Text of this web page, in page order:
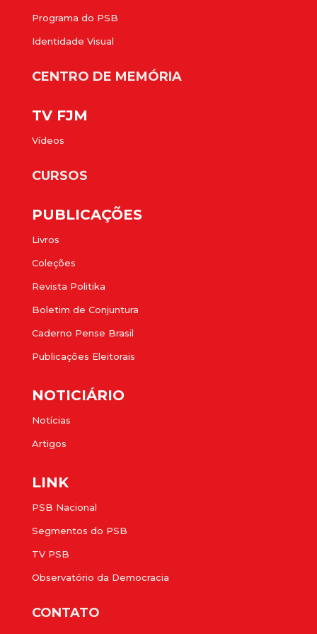
Programa do PSB
Identidade Visual
CENTRO DE MEMÓRIA
TV FJM
Vídeos
CURSOS
PUBLICAÇÕES
Livros
Coleções
Revista Politika
Boletim de Conjuntura
Caderno Pense Brasil
Publicações Eleitorais
NOTICIÁRIO
Notícias
Artigos
LINK
PSB Nacional
Segmentos do PSB
TV PSB
Observatório da Democracia
CONTATO